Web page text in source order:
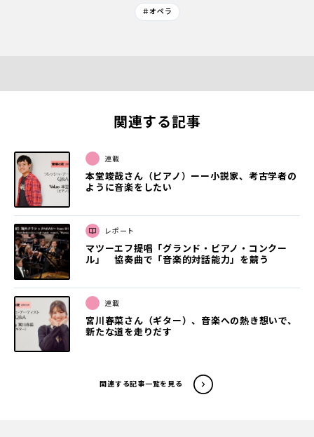
＃オペラ
関連する記事
連載
本堂竣哉さん（ピアノ）ーー小説家、考古学者の
ように音楽をしたい
レポート
マツーエフ提唱「グランド・ピアノ・コンクー
ル」 協奏曲で「音楽的対話能力」を競う
連載
宮川春菜さん（ギター）、音楽への熱き想いで、
新たな道を走りだす
関連する記事一覧を見る